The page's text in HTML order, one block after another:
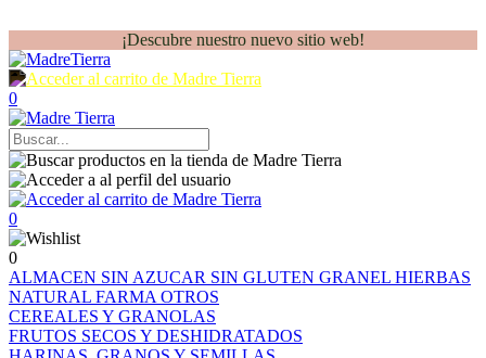
¡Descubre nuestro nuevo sitio web!
0
0
0
ALMACEN SIN AZUCAR SIN GLUTEN GRANEL HIERBAS
NATURAL FARMA OTROS
CEREALES Y GRANOLAS
FRUTOS SECOS Y DESHIDRATADOS